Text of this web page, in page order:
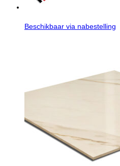
Beschikbaar via nabestelling